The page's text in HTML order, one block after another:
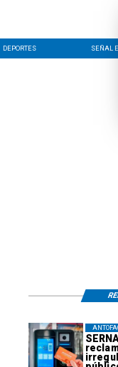
DEPORTES SEÑAL